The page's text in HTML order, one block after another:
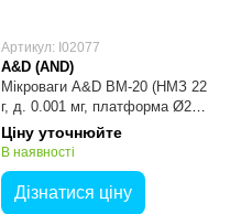
Артикул: I02077
A&D (AND)
Мікроваги A&D BM-20 (НМЗ 22
г, д. 0.001 мг, платформа Ø25
мм)
Ціну уточнюйте
В наявності
Дізнатися ціну